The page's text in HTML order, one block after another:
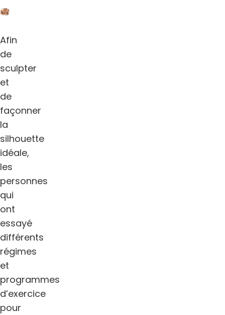
Afin
de
sculpter
et
de
façonner
la
silhouette
idéale,
les
personnes
qui
ont
essayé
différents
régimes
et
programmes
d’exercice
pour